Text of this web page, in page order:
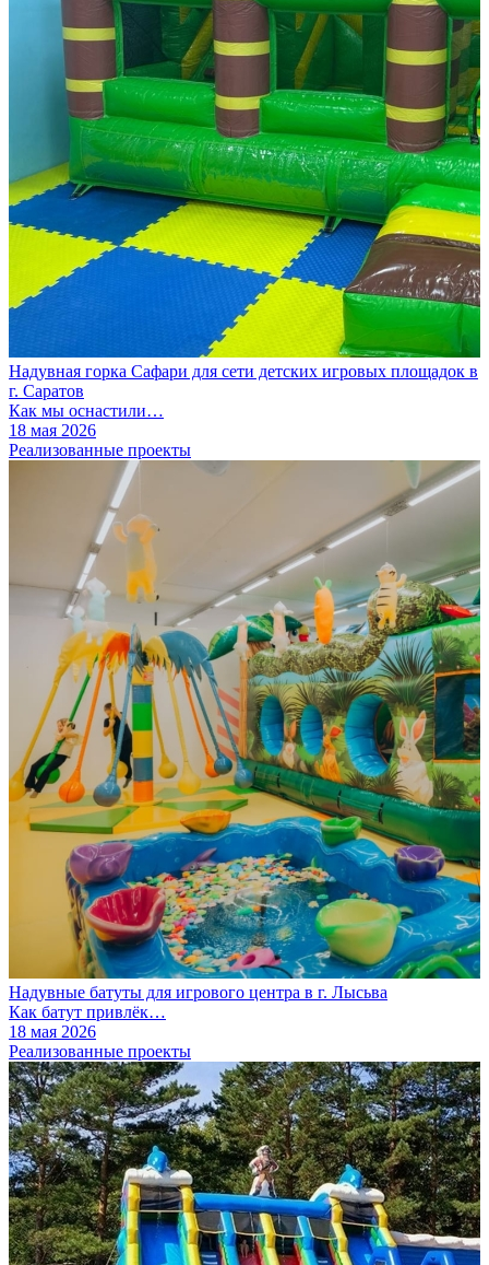
Надувная горка Сафари для сети детских игровых площадок в
г. Саратов
Как мы оснастили…
18 мая 2026
Реализованные проекты
Надувные батуты для игрового центра в г. Лысьва
Как батут привлёк…
18 мая 2026
Реализованные проекты